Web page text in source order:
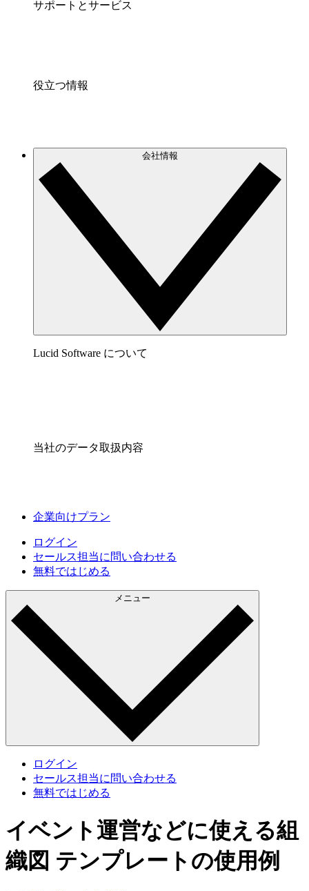
サポートとサービス
役立つ情報
会社情報
Lucid Software について
当社のデータ取扱内容
企業向けプラン
ログイン
セールス担当に問い合わせる
無料ではじめる
メニュー
ログイン
セールス担当に問い合わせる
無料ではじめる
イベント運営などに使える組
織図 テンプレートの使用例